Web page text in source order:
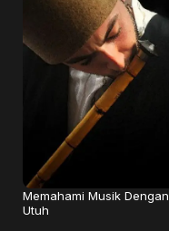
Memahami Musik Dengan
Utuh